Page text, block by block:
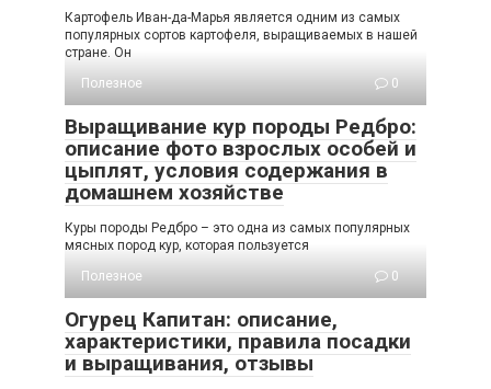
Картофель Иван-да-Марья является одним из самых
популярных сортов картофеля, выращиваемых в нашей
стране. Он
Полезное
0
Выращивание кур породы Редбро:
описание фото взрослых особей и
цыплят, условия содержания в
домашнем хозяйстве
Куры породы Редбро – это одна из самых популярных
мясных пород кур, которая пользуется
Полезное
0
Огурец Капитан: описание,
характеристики, правила посадки
и выращивания, отзывы